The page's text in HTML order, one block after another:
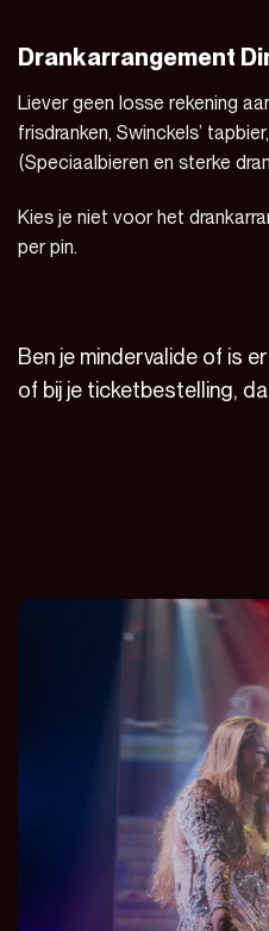
Drankarrangement
Liever geen losse rekening
frisdranken, Swinckels’
(Speciaalbieren en sterke
Kies je niet voor het
per pin.
Ben je mindervalide of is
of bij je ticketbestelling,